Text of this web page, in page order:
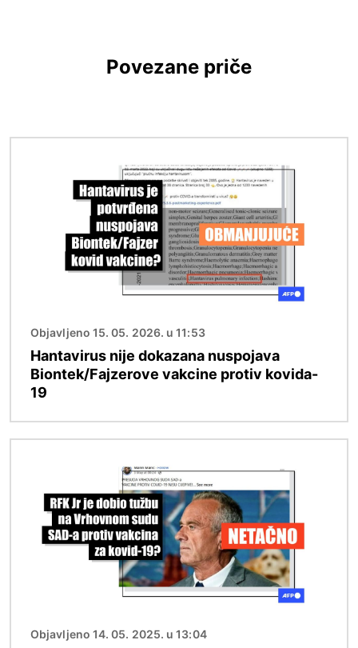
Povezane priče
Objavljeno 15. 05. 2026. u 11:53
Hantavirus nije dokazana nuspojava
Biontek/Fajzerove vakcine protiv kovida-
19
Objavljeno 14. 05. 2025. u 13:04